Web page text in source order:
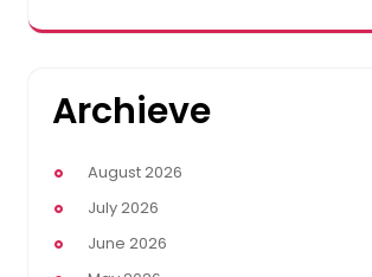
Archieve
August 2026
July 2026
June 2026